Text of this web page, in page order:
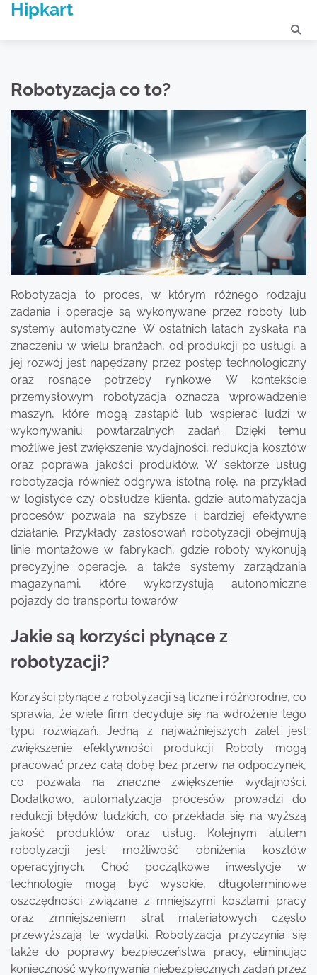
SkipHipkart
Robotyzacja co to?
Robotyzacja to proces, w którym różnego rodzaju
zadania i operacje są wykonywane przez roboty lub
systemy automatyczne. W ostatnich latach zyskała na
znaczeniu w wielu branżach, od produkcji po usługi, a
jej rozwój jest napędzany przez postęp technologiczny
oraz rosnące potrzeby rynkowe. W kontekście
przemysłowym robotyzacja oznacza wprowadzenie
maszyn, które mogą zastąpić lub wspierać ludzi w
wykonywaniu powtarzalnych zadań. Dzięki temu
możliwe jest zwiększenie wydajności, redukcja kosztów
oraz poprawa jakości produktów. W sektorze usług
robotyzacja również odgrywa istotną rolę, na przykład
w logistyce czy obsłudze klienta, gdzie automatyzacja
procesów pozwala na szybsze i bardziej efektywne
działanie. Przykłady zastosowań robotyzacji obejmują
linie montażowe w fabrykach, gdzie roboty wykonują
precyzyjne operacje, a także systemy zarządzania
magazynami, które wykorzystują autonomiczne
pojazdy do transportu towarów.
Jakie są korzyści płynące z
robotyzacji?
Korzyści płynące z robotyzacji są liczne i różnorodne, co
sprawia, że wiele firm decyduje się na wdrożenie tego
typu rozwiązań. Jedną z najważniejszych zalet jest
zwiększenie efektywności produkcji. Roboty mogą
pracować przez całą dobę bez przerw na odpoczynek,
co pozwala na znaczne zwiększenie wydajności.
Dodatkowo, automatyzacja procesów prowadzi do
redukcji błędów ludzkich, co przekłada się na wyższą
jakość produktów oraz usług. Kolejnym atutem
robotyzacji jest możliwość obniżenia kosztów
operacyjnych. Choć początkowe inwestycje w
technologie mogą być wysokie, długoterminowe
oszczędności związane z mniejszymi kosztami pracy
oraz zmniejszeniem strat materiałowych często
przewyższają te wydatki. Robotyzacja przyczynia się
także do poprawy bezpieczeństwa pracy, eliminując
konieczność wykonywania niebezpiecznych zadań przez